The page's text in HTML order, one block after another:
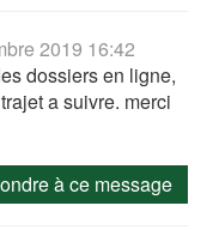
2019 16:42
dossiers en ligne,
a suivre. merci
à ce message